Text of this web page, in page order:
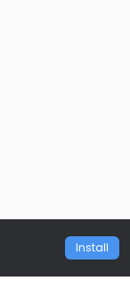
Install